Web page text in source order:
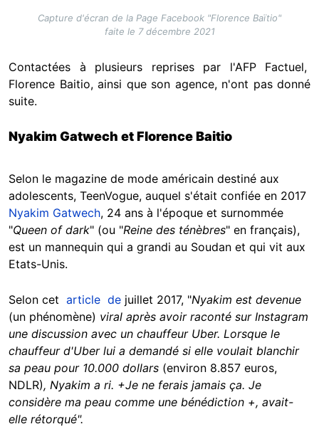
Capture d'écran de la Page Facebook "Florence Baïtio"
faite le 7 décembre 2021
Contactées à plusieurs reprises par l'AFP Factuel,
Florence Baitio, ainsi que son agence, n'ont pas donné
suite.
Nyakim Gatwech et Florence Baitio
Selon le magazine de mode américain destiné aux
adolescents, TeenVogue, auquel s'était confiée en 2017
Nyakim Gatwech, 24 ans à l'époque et surnommée
"Queen of dark" (ou "Reine des ténèbres" en français),
est un mannequin qui a grandi au Soudan et qui vit aux
Etats-Unis.
Selon cet article de juillet 2017, "Nyakim est devenue
(un phénomène) viral après avoir raconté sur Instagram
une discussion avec un chauffeur Uber. Lorsque le
chauffeur d'Uber lui a demandé si elle voulait blanchir
sa peau pour 10.000 dollars (environ 8.857 euros,
NDLR), Nyakim a ri. +Je ne ferais jamais ça. Je
considère ma peau comme une bénédiction +, avait-
elle rétorqué".